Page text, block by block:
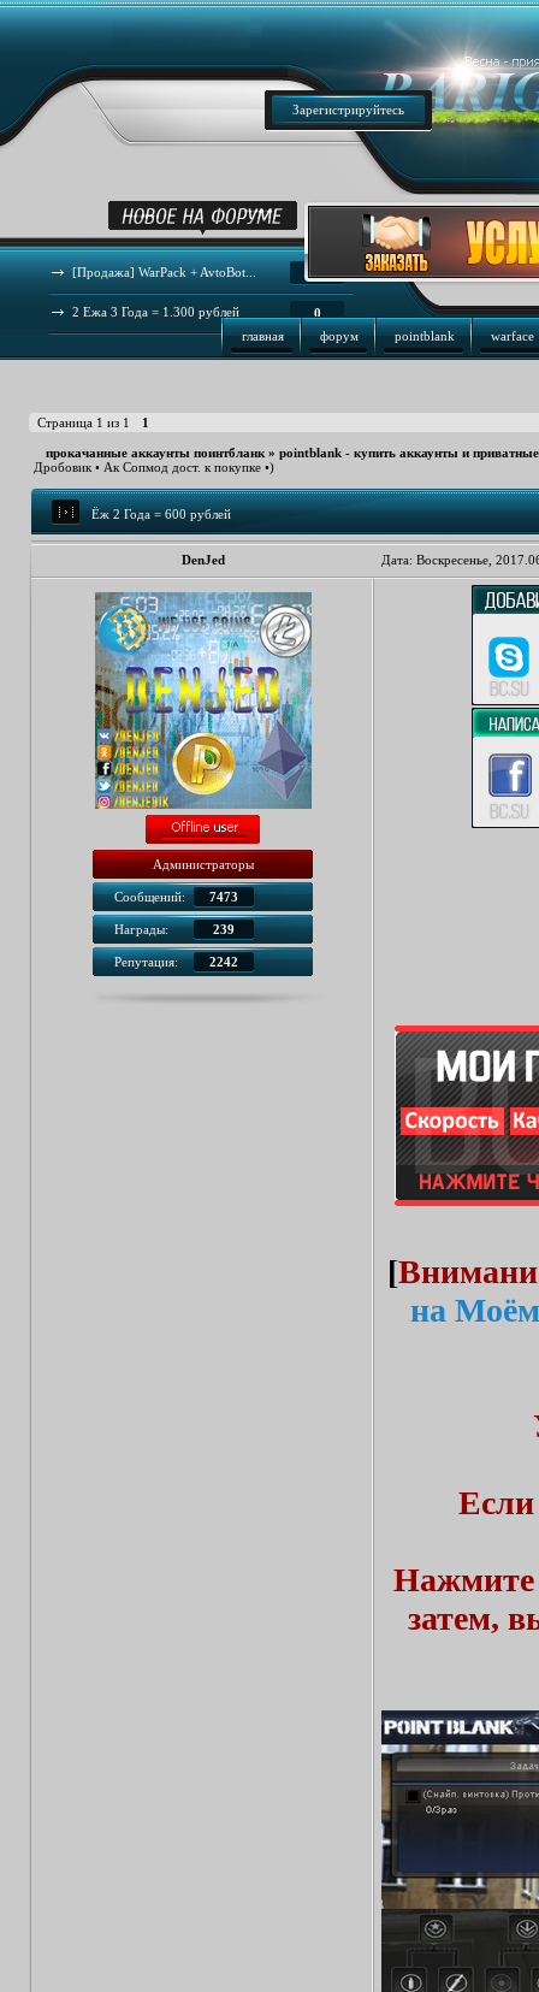
Зарегистрируйтесь
44
[Продажа] WarPack + AvtoBot...
0
2 Ежа 3 Года = 1.300 рублей
главная
форум pointblank warface
Страница 1 из 1 1
прокачанные аккаунты поинтбланк » pointblank - купить аккаунты и
Дробовик • Ак Сопмод дост. к покупке •)
Ёж 2 Года = 600 рублей
DenJed Дата: Воскресенье,
Администраторы
Сообщений: 7473
Награды: 239
Репутация: 2242
[
на
Если
Нажмите
затем,